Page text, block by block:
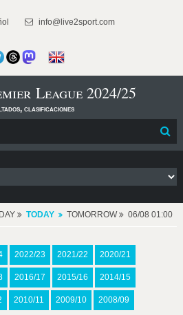
info@live2sport.com
League 2024/25
clasificaciones
TODAY TOMORROW 06/08 01:00
2022/23 2021/22 2020/21
2016/17 2015/16 2014/15
2010/11 2009/10 2008/09